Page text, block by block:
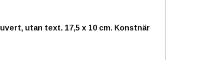
utan text. 17,5 x 10 cm. Konstnär